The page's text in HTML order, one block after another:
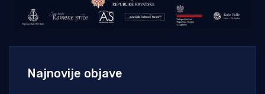
Najnovije objave